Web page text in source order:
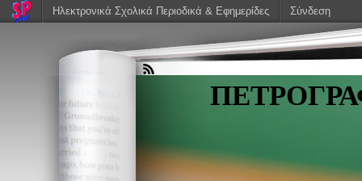
Ηλεκτρονικά Σχολικά Περιοδικά & Εφημερίδες Σύνδεση